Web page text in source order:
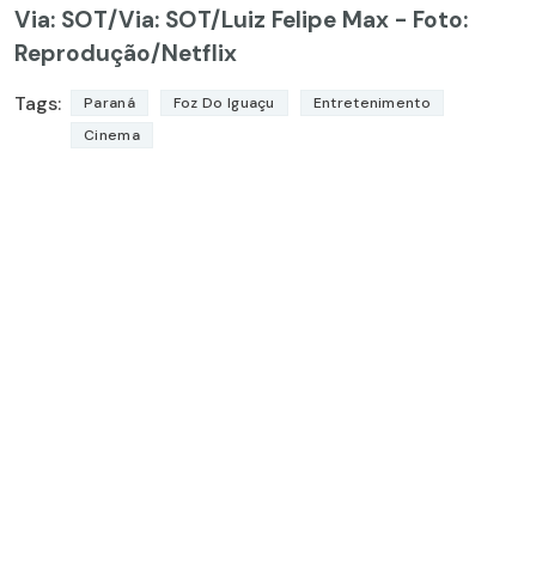
Via: SOT/Via: SOT/Luiz Felipe Max - Foto:
Reprodução/Netflix
Tags: Paraná Foz Do Iguaçu
Entretenimento
Cinema